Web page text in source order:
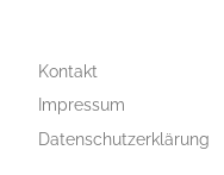
Kontakt
Impressum
Datenschutzerklärung